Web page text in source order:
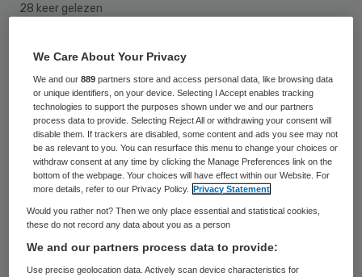
28 keer gelezen
Amsterdam kan toe met twee of drie
spoedeisende hulpposten in plaats van de
huidige zeven. Dat heeft de Amsterdamse
zorgwethouder Eric van der Burg (VVD)
gezegd op een recente bijeenkomst rond de
toekomst van de ziekenhuiszorg in de
“Zeven ziekenhuizen, zeven spoedeisende
hulpposten. Dat moet toch efficiënter
We Care About Your Privacy
We and our889 partners store and access personal data, like browsing data
or unique identifiers, on your device. Selecting I Accept enables tracking
technologies to support the purposes shown under we and our partners
process data to provide. Selecting Reject All or withdrawing your consent will
disable them. If trackers are disabled, some content and ads you see may not
be as relevant to you. You can resurface this menu to change your choices or
withdraw consent at any time by clicking the Manage Preferences link on the
bottom of the webpage. Your choices will have effect within our Website. For
more details, refer to our Privacy Policy.
Privacy Statement
Would you rather not? Then we only place essential and statistical cookies,
these do not record any data about you as a person
We and our partners process data to provide:
Use precise geolocation data. Actively scan device characteristics for